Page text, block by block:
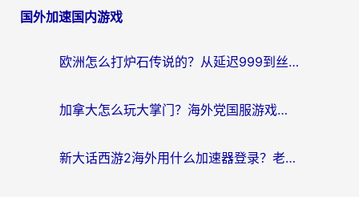
国外加速国内游戏
欧洲怎么打炉石传说的？从延迟999到丝滑上分，我找到了靠谱加速器
加拿大怎么玩大掌门？海外党国服游戏加速避坑指南（附实用工具推荐）
新大话西游2海外用什么加速器登录？老玩家亲测有效的国服游戏加速指南